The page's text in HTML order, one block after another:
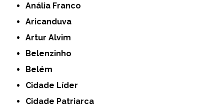
Anália Franco
Aricanduva
Artur Alvim
Belenzinho
Belém
Cidade Líder
Cidade Patriarca